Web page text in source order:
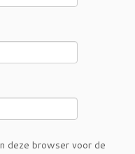
deze browser voor de